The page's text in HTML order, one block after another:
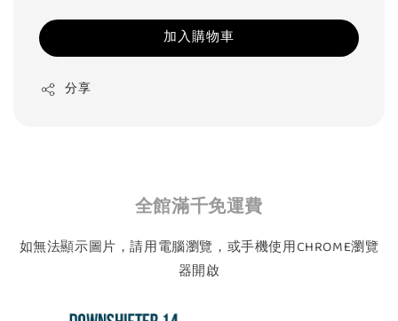
加入購物車
分享
全館滿千免運費
如無法顯示圖片，請用電腦瀏覽，或手機使用CHROME瀏覽
器開啟